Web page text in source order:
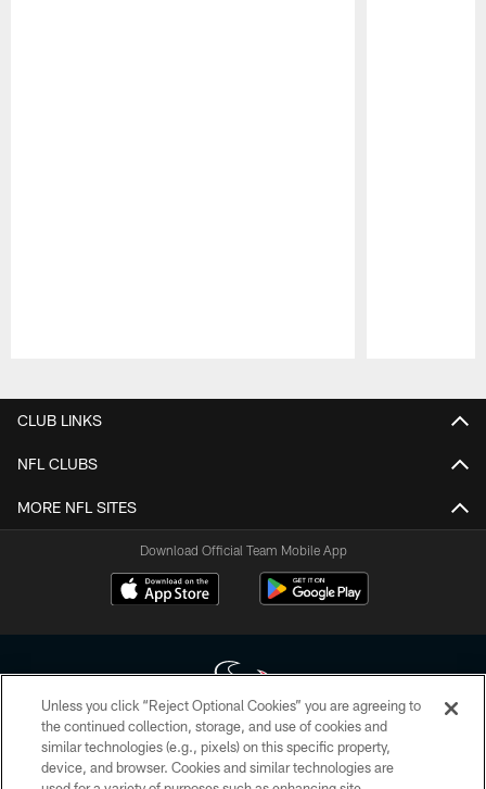
CLUB LINKS
NFL CLUBS
MORE NFL SITES
Download Official Team Mobile App
Copyright © 2026 Houston Texans. All rights reserved. No portion of
HoustonTexans.com may be duplicated, redistributed or manipulated in any
form. By accessing any information beyond this page, you agree to abide by
Unless you click “Reject Optional Cookies” you are agreeing to
the continued collection, storage, and use of cookies and
similar technologies (e.g., pixels) on this specific property,
device, and browser. Cookies and similar technologies are